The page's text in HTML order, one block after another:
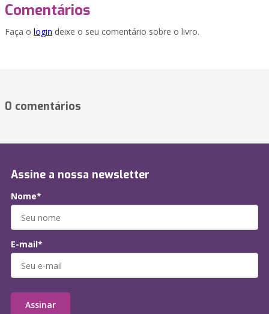
Comentários
Faça o login deixe o seu comentário sobre o livro.
0 comentários
Assine a nossa newsletter
Nome*
E-mail*
Assinar